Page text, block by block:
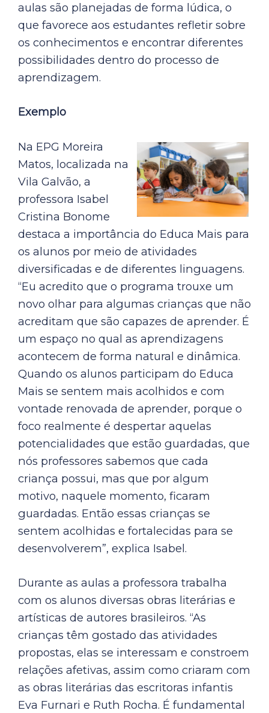
aulas são planejadas de forma lúdica, o
que favorece aos estudantes refletir sobre
os conhecimentos e encontrar diferentes
possibilidades dentro do processo de
aprendizagem.
Exemplo
Na EPG Moreira
Matos, localizada na
Vila Galvão, a
professora Isabel
Cristina Bonome
destaca a importância do Educa Mais para
os alunos por meio de atividades
diversificadas e de diferentes linguagens.
“Eu acredito que o programa trouxe um
novo olhar para algumas crianças que não
acreditam que são capazes de aprender. É
um espaço no qual as aprendizagens
acontecem de forma natural e dinâmica.
Quando os alunos participam do Educa
Mais se sentem mais acolhidos e com
vontade renovada de aprender, porque o
foco realmente é despertar aquelas
potencialidades que estão guardadas, que
nós professores sabemos que cada
criança possui, mas que por algum
motivo, naquele momento, ficaram
guardadas. Então essas crianças se
sentem acolhidas e fortalecidas para se
desenvolverem”, explica Isabel.
Durante as aulas a professora trabalha
com os alunos diversas obras literárias e
artísticas de autores brasileiros. “As
crianças têm gostado das atividades
propostas, elas se interessam e constroem
relações afetivas, assim como criaram com
as obras literárias das escritoras infantis
Eva Furnari e Ruth Rocha. É fundamental